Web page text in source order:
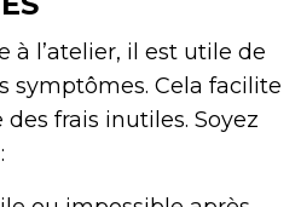
à l’atelier, il est utile de
symptômes. Cela facilite
frais inutiles. Soyez